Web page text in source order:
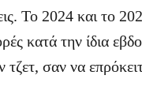
Το 2024 και το
κατά την ίδια
τζετ, σαν να